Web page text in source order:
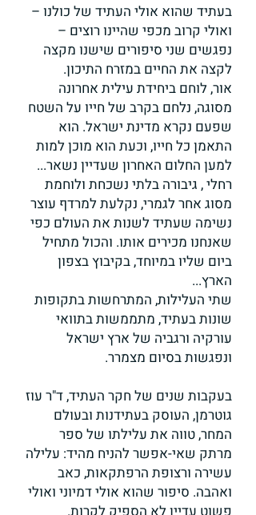
בעתיד שהוא אולי העתיד של כולנו –
ואולי קרוב מכפי שהיינו רוצים –
נפגשים שני סיפורים שישנו מקצה
לקצה את החיים במזרח התיכון.
אור, לוחם ביחידת עילית אחרונה
מסוגה, נלחם בקרב של חייו על השטח
שפעם נקרא מדינת ישראל. הוא
התאמן כל חייו, וכעת הוא מוכן למות
למען החלום האחרון שעדיין נשאר...
רחלי , גיבורה בלתי נשכחת ולוחמת
מסוג אחר לגמרי, נקלעת למרדף עוצר
נשימה שעתיד לשנות את העולם כפי
שאנחנו מכירים אותו. והכול מתחיל
ביום שליו במיוחד, בקיבוץ בצפון
הארץ...
שתי העלילות, המתרחשות בתקופות
שונות בעתיד, מתממשות בתוואי
עורקיה ורגביה של ארץ ישראל
ונפגשות בסיום מצמרר.
בעקבות שנים של חקר העתיד, ד"ר עוז
גוטרמן, העוסק בעתידנות ובעולם
המחר, טווה את עלילתו של ספר
מרתק שאי-אפשר להניח מהיד: עלילה
עשירה ורצופת הרפתקאות, כאב
ואהבה. סיפור שהוא אולי דמיוני ואולי